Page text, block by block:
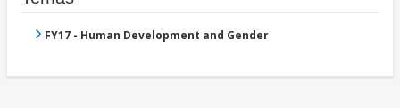
FY17 - Human Development and Gender